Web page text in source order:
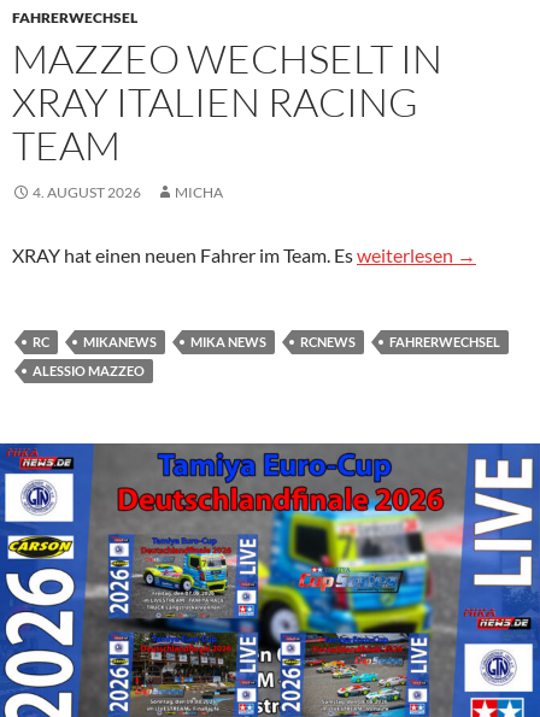
FAHRERWECHSEL
MAZZEO WECHSELT IN
XRAY ITALIEN RACING
TEAM
4. AUGUST 2026 MICHA
XRAY hat einen neuen Fahrer im Team. EsMazzeo wechselt in
weiterlesen →
RC MIKANEWS MIKA NEWS RCNEWS
FAHRERWECHSEL
ALESSIO MAZZEO